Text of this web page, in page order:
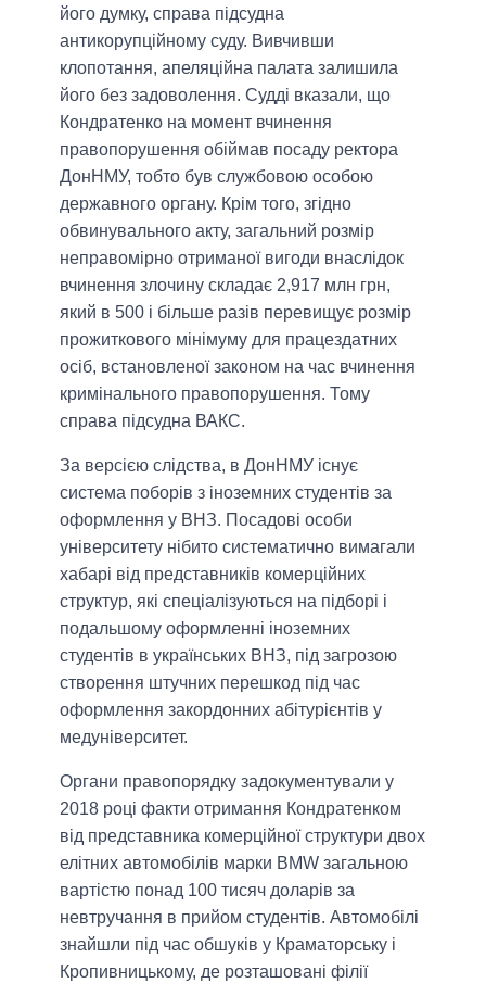
його думку, справа підсудна
антикорупційному суду. Вивчивши
клопотання, апеляційна палата залишила
його без задоволення. Судді вказали, що
Кондратенко на момент вчинення
правопорушення обіймав посаду ректора
ДонНМУ, тобто був службовою особою
державного органу. Крім того, згідно
обвинувального акту, загальний розмір
неправомірно отриманої вигоди внаслідок
вчинення злочину складає 2,917 млн грн,
який в 500 і більше разів перевищує розмір
прожиткового мінімуму для працездатних
осіб, встановленої законом на час вчинення
кримінального правопорушення. Тому
справа підсудна ВАКС.
За версією слідства, в ДонНМУ існує
система поборів з іноземних студентів за
оформлення у ВНЗ. Посадові особи
університету нібито систематично вимагали
хабарі від представників комерційних
структур, які спеціалізуються на підборі і
подальшому оформленні іноземних
студентів в українських ВНЗ, під загрозою
створення штучних перешкод під час
оформлення закордонних абітурієнтів у
медуніверситет.
Органи правопорядку задокументували у
2018 році факти отримання Кондратенком
від представника комерційної структури двох
елітних автомобілів марки BMW загальною
вартістю понад 100 тисяч доларів за
невтручання в прийом студентів. Автомобілі
знайшли під час обшуків у Краматорську і
Кропивницькому, де розташовані філії